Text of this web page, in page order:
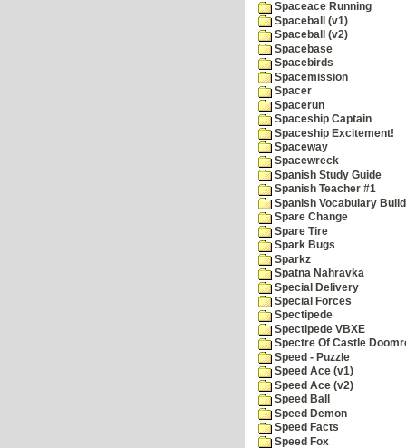
Spaceace Running
Spaceball (v1)
Spaceball (v2)
Spacebase
Spacebirds
Spacemission
Spacer
Spacerun
Spaceship Captain
Spaceship Excitement!
Spaceway
Spacewreck
Spanish Study Guide
Spanish Teacher #1
Spanish Vocabulary
Spare Change
Spare Tire
Spark Bugs
Sparkz
Spatna Nahravka
Special Delivery
Special Forces
Spectipede
Spectipede VBXE
Spectre Of Castle
Speed - Puzzle
Speed Ace (v1)
Speed Ace (v2)
Speed Ball
Speed Demon
Speed Facts
Speed Fox